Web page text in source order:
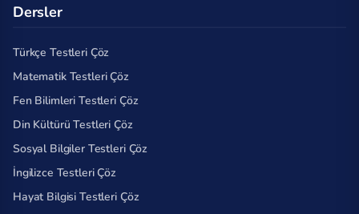
Dersler
Türkçe Testleri Çöz
Matematik Testleri Çöz
Fen Bilimleri Testleri Çöz
Din Kültürü Testleri Çöz
Sosyal Bilgiler Testleri Çöz
İngilizce Testleri Çöz
Hayat Bilgisi Testleri Çöz